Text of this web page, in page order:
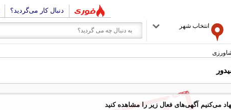
دنبال کار می‌گردید؟
انتخاب شهر
می‌کنیم آگهی‌های فعال زیر را مشاهده کنید